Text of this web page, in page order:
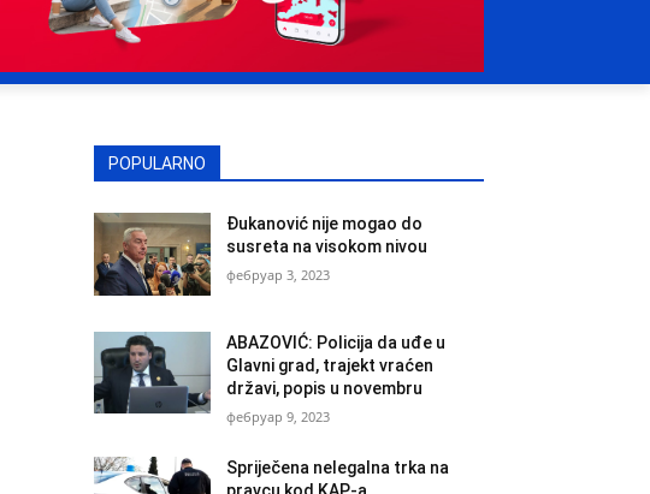
POPULARNO
Đukanović nije mogao do
susreta na visokom nivou
фебруар 3, 2023
ABAZOVIĆ: Policija da uđe u
Glavni grad, trajekt vraćen
državi, popis u novembru
фебруар 9, 2023
Spriječena nelegalna trka na
pravcu kod KAP-a